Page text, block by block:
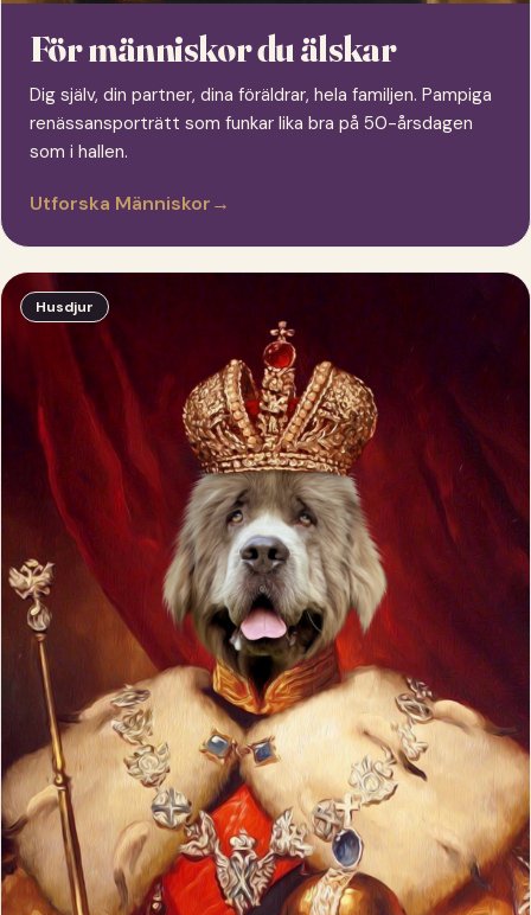
För människor du älskar
Dig själv, din partner, dina föräldrar, hela familjen. Pampiga
renässansporträtt som funkar lika bra på 50-årsdagen
som i hallen.
Utforska Människor→
Husdjur